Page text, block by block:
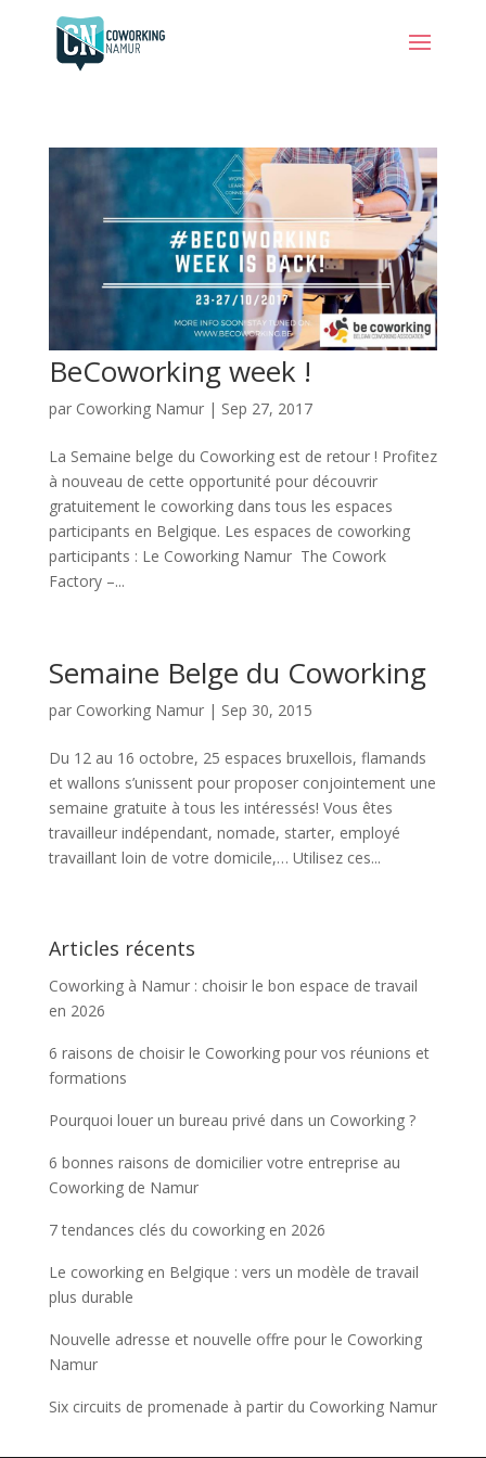
BeCoworking week !
par Coworking Namur| Sep 27, 2017
La Semaine belge du Coworking est de retour ! Profitez
à nouveau de cette opportunité pour découvrir
gratuitement le coworking dans tous les espaces
participants en Belgique. Les espaces de coworking
participants : Le Coworking Namur The Cowork
Factory –...
Semaine Belge du Coworking
par Coworking Namur| Sep 30, 2015
Du 12 au 16 octobre, 25 espaces bruxellois, flamands
et wallons s’unissent pour proposer conjointement une
semaine gratuite à tous les intéressés! Vous êtes
travailleur indépendant, nomade, starter, employé
travaillant loin de votre domicile,… Utilisez ces...
Articles récents
Coworking à Namur : choisir le bon espace de travail
en 2026
6 raisons de choisir le Coworking pour vos réunions et
formations
Pourquoi louer un bureau privé dans un Coworking ?
6 bonnes raisons de domicilier votre entreprise au
Coworking de Namur
7 tendances clés du coworking en 2026
Le coworking en Belgique : vers un modèle de travail
plus durable
Nouvelle adresse et nouvelle offre pour le Coworking
Namur
Six circuits de promenade à partir du Coworking Namur